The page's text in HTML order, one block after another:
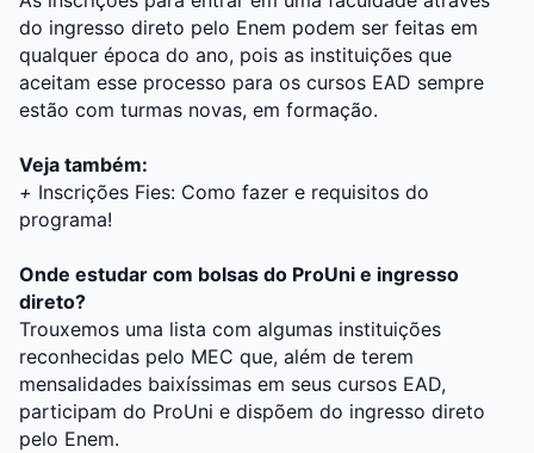
do ingresso direto pelo Enem podem ser feitas em
qualquer época do ano, pois as instituições que
aceitam esse processo para os cursos EAD sempre
estão com turmas novas, em formação.
Veja também:
+ Inscrições Fies: Como fazer e requisitos do
programa!
Onde estudar com bolsas do ProUni e ingresso
direto?
Trouxemos uma lista com algumas instituições
reconhecidas pelo MEC que, além de terem
mensalidades baixíssimas em seus cursos EAD,
participam do ProUni e dispõem do ingresso direto
pelo Enem.